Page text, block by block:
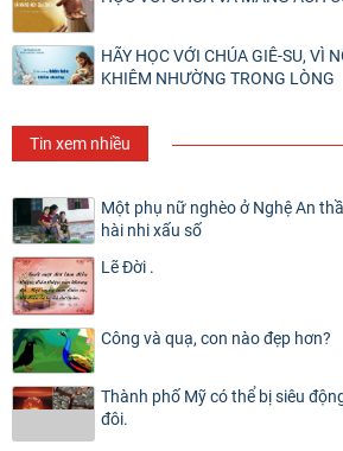
HÃY HỌC VỚI CHÚA GIÊ-SU, VÌ
KHIÊM NHƯỜNG TRONG LÒNG
Tin xem nhiều
Một phụ nữ nghèo ở Nghệ An
hài nhi xấu số
Lẽ Đời .
Công và quạ, con nào đẹp hơn?
Thành phố Mỹ có thể bị siêu
đôi.